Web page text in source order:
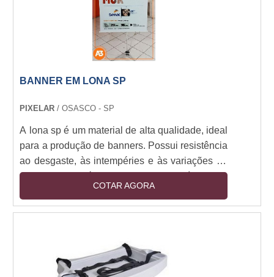
e a gestão de placas livres. Além disso,
oferecemos serviços de consultoria para ajudar
nossos clientes a tomar as melhores decisões
para suas necessidades de placa livre. Se você
para sua empresa, entre em contato conosco
BANNER EM LONA SP
PIXELAR/ OSASCO - SP
A lona sp é um material de alta qualidade, ideal
para a produção de banners. Possui resistência
ao desgaste, às intempéries e às variações de
temperatura, além de ser leve e flexível. Seu
acabamento é perfeito para a impressão de
imagens e textos, garantindo a qualidade e
promoções, campanhas publicitárias e muito
mais. Se você precisa de um banner resistente
COTAR AGORA